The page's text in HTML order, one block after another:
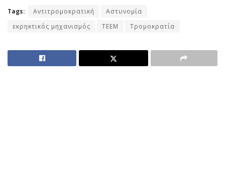
Tags: Αντιτρομοκρατική
Αστυνομία
εκρηκτικός μηχανισμός
ΤΕΕΜ Τρομοκρατία